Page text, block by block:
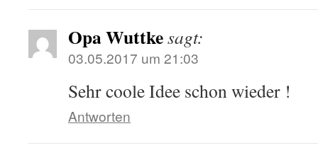
Opa Wuttkesagt:
03.05.2017 um 21:03
Sehr coole Idee schon wieder !
Antworten